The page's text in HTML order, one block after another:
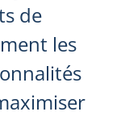
de
les